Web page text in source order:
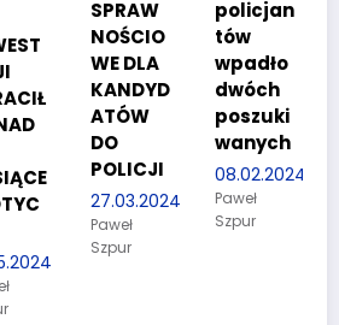
policjan
tów
wpadło
dwóch
poszuki
wanych
08.02.2024
Paweł
Szpur
28.08.2023
Jakub
Zima -
Regional